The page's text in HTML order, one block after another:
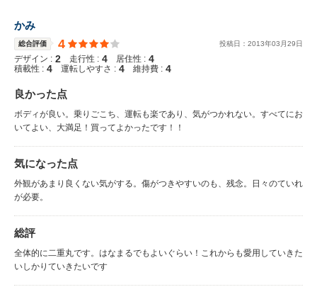
かみ
総合評価 4 投稿日： 2013年03 月29日
デザイン : 2 走行性 : 4 居住性 : 4
積載性 : 4 運転しやすさ : 4 維持費 : 4
良かった点
ボディが良い。乗りごこち、運転も楽であり、気がつかれない。すべてにお
いてよい、大満足！買ってよかったです！！
気になった点
外観があまり良くない気がする。傷がつきやすいのも、残念。日々のていれ
が必要。
総評
全体的に二重丸です。はなまるでもよいぐらい！これからも愛用していきた
いしかりていきたいです